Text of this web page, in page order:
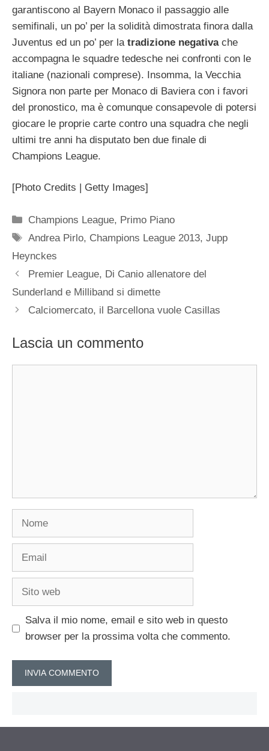
garantiscono al Bayern Monaco il passaggio alle
semifinali, un po’ per la solidità dimostrata finora dalla
Juventus ed un po’ per la tradizione negativache
accompagna le squadre tedesche nei confronti con le
italiane (nazionali comprese). Insomma, la Vecchia
Signora non parte per Monaco di Baviera con i favori
del pronostico, ma è comunque consapevole di potersi
giocare le proprie carte contro una squadra che negli
ultimi tre anni ha disputato ben due finale di
Champions League.
[Photo Credits | Getty Images]
Categorie
Champions League, Primo Piano
Tag
Andrea Pirlo, Champions League 2013,Jupp
Heynckes
Premier League, Di Canio allenatore del
Sunderland e Milliband si dimette
Calciomercato, il Barcellona vuole Casillas
Lascia un commento
Nome
Email
Sito
Salva il mio nome, email e sito web in questo
browser per la prossima volta che commento.